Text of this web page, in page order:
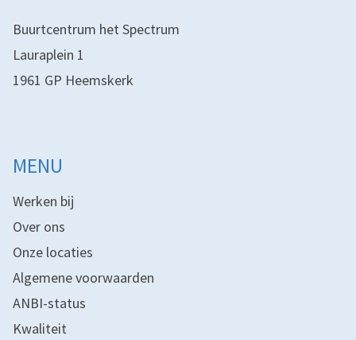
Buurtcentrum het Spectrum
Lauraplein 1
1961 GP Heemskerk
MENU
Werken bij
Over ons
Onze locaties
Algemene voorwaarden
ANBI-status
Kwaliteit